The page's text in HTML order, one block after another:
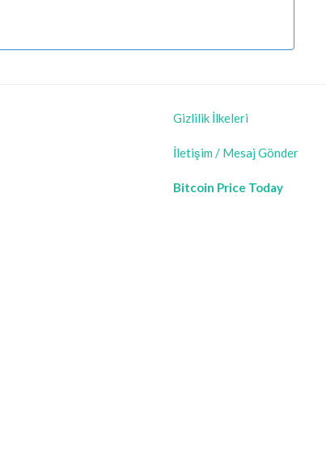
Gizlilik İlkeleri
İletişim / Mesaj Gönder
Bitcoin Price Today